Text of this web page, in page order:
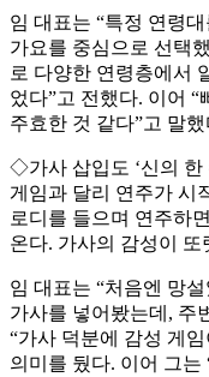
임 대표는 “특정 연령
가요를 중심으로 선택
로 다양한 연령층에서
었다”고 전했다. 이어 “
주효한 것 같다”고 말했
◇가사 삽입도 ‘신의 한
게임과 달리 연주가 시
로디를 들으며 연주하
온다. 가사의 감성이
임 대표는 “처음엔 망
가사를 넣어봤는데, 주
“가사 덕분에 감성 게
의미를 뒀다. 이어 그는